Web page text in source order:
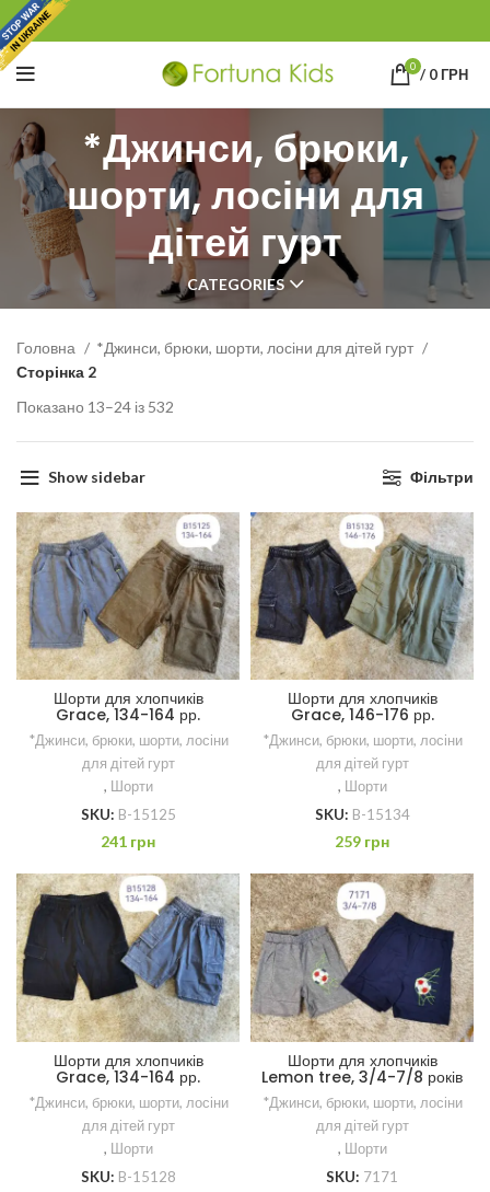
0 / 0ГРН
*Джинси, брюки,
шорти, лосіни для
дітей гурт
CATEGORIES
Головна
*Джинси, брюки, шорти, лосіни для дітей гурт
Сторінка 2
Показано 13–24 із 532
Show sidebar Фільтри
Шорти для хлопчиків
Grace, 134-164 рр.
*Джинси, брюки, шорти, лосіни
для дітей гурт
, Шорти
SKU: B-15125
241 грн
Шорти для хлопчиків
Grace, 146-176 рр.
*Джинси, брюки, шорти, лосіни
для дітей гурт
, Шорти
SKU: B-15134
259 грн
Шорти для хлопчиків
Grace, 134-164 рр.
*Джинси, брюки, шорти, лосіни
для дітей гурт
, Шорти
SKU: B-15128
Шорти для хлопчиків
Lemon tree, 3/4-7/8 років
*Джинси, брюки, шорти, лосіни
для дітей гурт
, Шорти
SKU: 7171